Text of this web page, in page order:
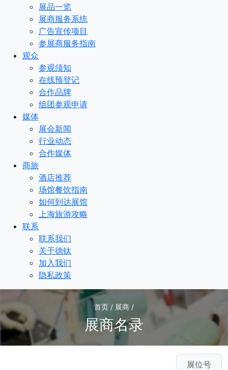
展品一览
展商服务系统
广告宣传项目
参展商服务指南
观众
参观须知
在线预登记
合作品牌
组团参观申请
媒体
展会新闻
行业动态
合作媒体
商旅
酒店推荐
场馆餐饮指南
如何到达展馆
上海旅游攻略
联系
联系我们
关于德钛
加入我们
隐私政策
首页 / 展商 /
展商名录
展位号